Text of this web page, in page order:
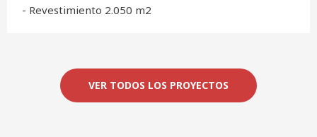
- Revestimiento 2.050 m2
VER TODOS LOS PROYECTOS